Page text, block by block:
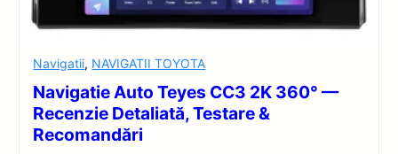
Navigatii, NAVIGATII TOYOTA
Navigatie Auto Teyes CC3 2K 360° —
Recenzie Detaliată, Testare &
Recomandări